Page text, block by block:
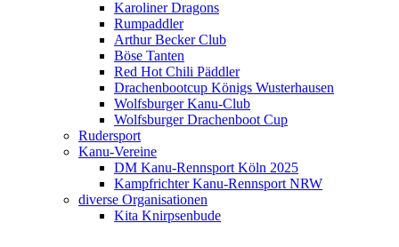
Karoliner Dragons
Rumpaddler
Arthur Becker Club
Böse Tanten
Red Hot Chili Päddler
Drachenbootcup Königs Wusterhausen
Wolfsburger Kanu-Club
Wolfsburger Drachenboot Cup
Rudersport
Kanu-Vereine
DM Kanu-Rennsport Köln 2025
Kampfrichter Kanu-Rennsport NRW
diverse Organisationen
Kita Knirpsenbude